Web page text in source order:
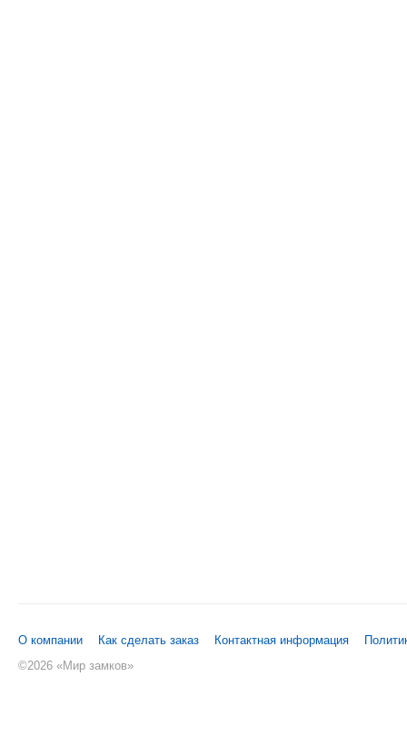
О компании Как сделать заказ Контактная информация
©2026 «Мир замков»